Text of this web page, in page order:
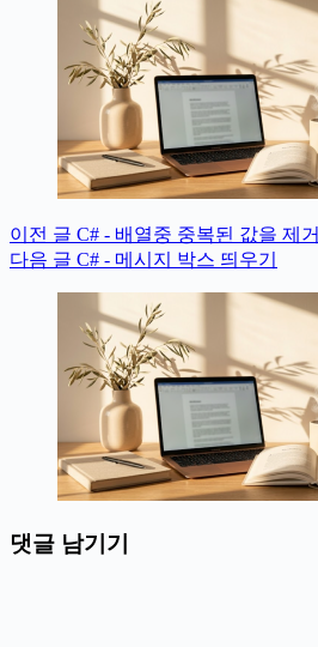
이전 글 C# - 배열중 중복된 값을 제거
다음 글 C# - 메시지 박스 띄우기
댓글 남기기